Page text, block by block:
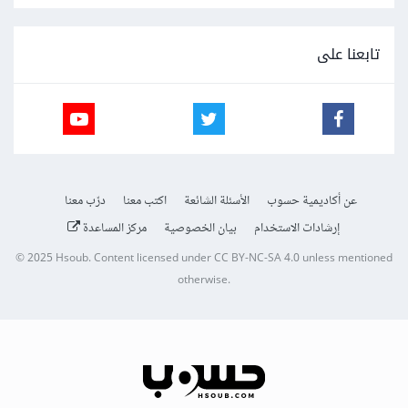
تابعنا على
عن أكاديمية حسوب الأسئلة الشائعة اكتب معنا
درّب معنا
إرشادات الاستخدام
بيان الخصوصية مركز المساعدة
© 2025Hsoub.Content licensed underCC BY-NC-SA 4.0unless mentioned
otherwise.